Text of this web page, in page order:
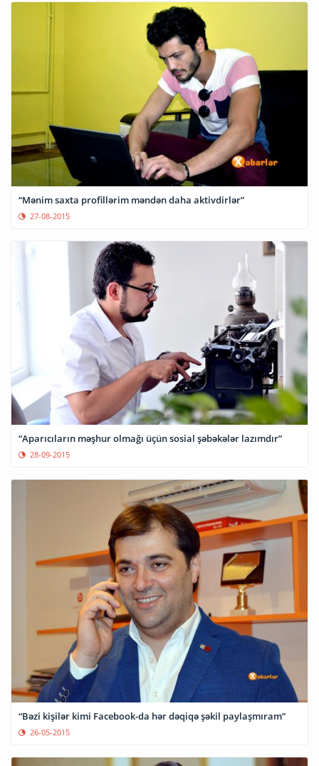
“Mənim saxta profillərim məndən daha aktivdirlər”
27-08-2015
“Aparıcıların məşhur olmağı üçün sosial şəbəkələr lazımdır”
28-09-2015
“Bəzi kişilər kimi Facebook-da hər dəqiqə şəkil paylaşmıram”
26-05-2015